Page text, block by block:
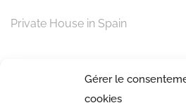
Gérer le
cookies
Private House in Spain